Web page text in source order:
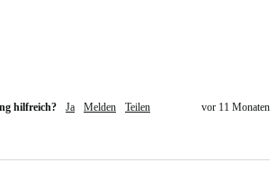
hilfreich? Ja Melden Teilen vor 11 Monaten